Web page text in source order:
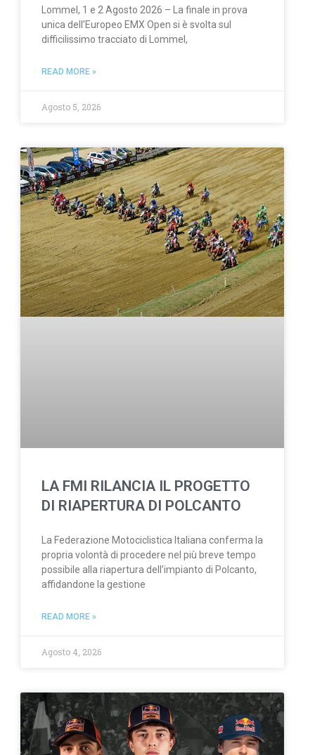
Lommel, 1 e 2 Agosto 2026 – La finale in prova
unica dell’Europeo EMX Open si è svolta sul
difficilissimo tracciato di Lommel,
READ MORE »
Agosto 5, 2026
LA FMI RILANCIA IL PROGETTO
DI RIAPERTURA DI POLCANTO
La Federazione Motociclistica Italiana conferma la
propria volontà di procedere nel più breve tempo
possibile alla riapertura dell’impianto di Polcanto,
affidandone la gestione
READ MORE »
Agosto 4, 2026